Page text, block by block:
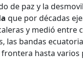
de paz y la
que por décadas
y medió entre
las bandas
hasta varios